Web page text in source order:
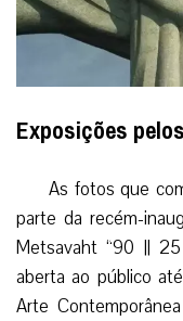
Exposições
As fotos que
parte da recém-
Metsavaht “90 ||
aberta ao público
Arte